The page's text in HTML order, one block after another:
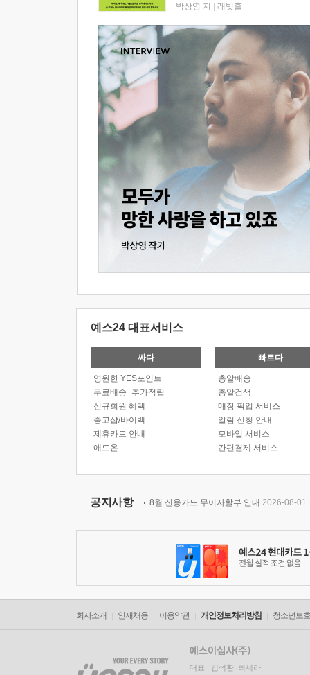
박상영 저 래빗홀
예스24 대표서비스
싸다
영원한 YES포인트
무료배송+추가적립
신규회원 혜택
중고샵/바이백
제휴카드 안내
애드온
빠르다
총알배송
총알검색
매장 픽업 서비스
알림 신청 안내
모바일 서비스
간편결제 서비스
공지사항 8월 신용카드 무이자할부 안내 2026-08-01
회사소개 인재채용 이용약관 개인정보처리방침 청소년보
대표 : 김석환, 최세라